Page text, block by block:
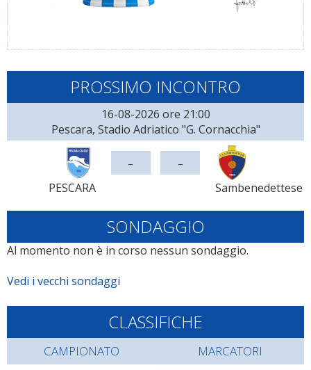
PROSSIMO INCONTRO
16-08-2026 ore 21:00
Pescara, Stadio Adriatico "G. Cornacchia"
PESCARA
- -
Sambenedettese
SONDAGGIO
Al momento non è in corso nessun sondaggio.
Vedi i vecchi sondaggi
CLASSIFICHE
CAMPIONATO MARCATORI